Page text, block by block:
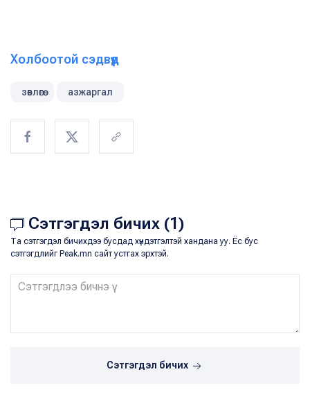
Холбоотой сэдвүүд
зөвлөгөө азжаргал
Сэтгэгдэл бичих (1)
Та сэтгэгдэл бичихдээ бусдад хүндэтгэлтэй хандана уу. Ёс бус
сэтгэгдлийг Peak.mn сайт устгах эрхтэй.
Сэтгэгдэл бичих